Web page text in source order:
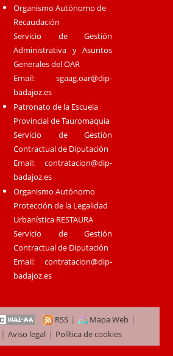
Organismo Autónomo de
Recaudación
Servicio de Gestión
Administrativa y Asuntos
Generales del OAR
Email:sgaag.oar@dip-
badajoz.es
Patronato de la Escuela
Provincial de Tauromaquia
Servicio de Gestión
Contractual de Diputación
Email:contratacion@dip-
badajoz.es
Organismo Autónomo
Protección de la Legalidad
Urbanística RESTAURA
Servicio de Gestión
Contractual de Diputación
Email:contratacion@dip-
badajoz.es
RSS | Mapa Web |
| Aviso legal| Política de cookies